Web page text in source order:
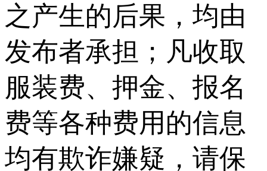
之产生的后果，均由
发布者承担；凡收取
服装费、押金、报名
费等各种费用的信息
均有欺诈嫌疑，请保